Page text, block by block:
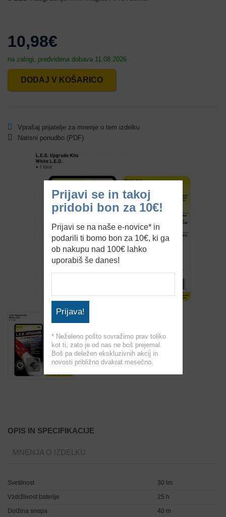
10,98€
na zalogi, predvidena dobava 11.08.2026
DODAJ V KOŠARICO
Vprašaj prijatelje za mnenje o tem izdelku
Natisni ponudbo (PDF)
OPIS IN SPECIFIKACIJE
MNENJA O IZDELKU
Svetilnost
30 lm
Vzdržlivost baterije
25 h
Dolžina snopa
40 m
Prijavi se in takoj
pridobi bon za 10€!
Prijavi se na naše e-novice* in
podarili ti bomo bon za 10€, ki ga
ob nakupu nad 100€ lahko
uporabiš še danes!
Prijava!
* Neželeno pošto sovražimo prav toliko
kot ti, zato je od nas ne boš prejemal.
Boš pa deležen ekskluzivnih akcij in
novosti približno dvakrat mesečno.